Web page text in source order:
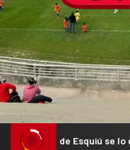
se lo ganó en la